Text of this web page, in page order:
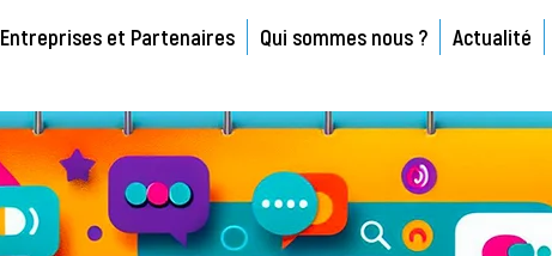
Entreprises et Partenaires Qui sommes nous ? Actualité